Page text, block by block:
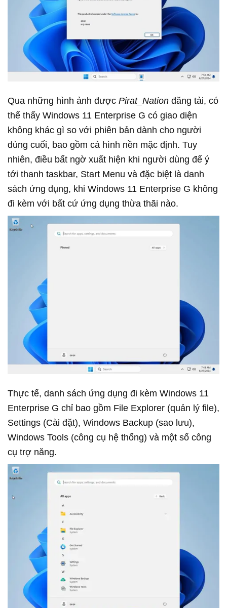
Qua những hình ảnh được Pirat_Nation đăng tải, có
thể thấy Windows 11 Enterprise G có giao diện
không khác gì so với phiên bản dành cho người
dùng cuối, bao gồm cả hình nền mặc định. Tuy
nhiên, điều bất ngờ xuất hiện khi người dùng để ý
tới thanh taskbar, Start Menu và đặc biệt là danh
sách ứng dụng, khi Windows 11 Enterprise G không
đi kèm với bất cứ ứng dụng thừa thãi nào.
Thực tế, danh sách ứng dụng đi kèm Windows 11
Enterprise G chỉ bao gồm File Explorer (quản lý file),
Settings (Cài đặt), Windows Backup (sao lưu),
Windows Tools (công cụ hệ thống) và một số công
cụ trợ năng.